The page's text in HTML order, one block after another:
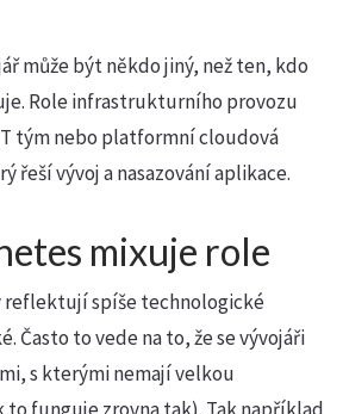
může být někdo jiný, než ten, kdo
Role infrastrukturního provozu
tým nebo platformní cloudová
řeší vývoj a nasazování aplikace.
mixuje role
spíše technologické
Často to vede na to, že se vývojáři
s kterými nemají velkou